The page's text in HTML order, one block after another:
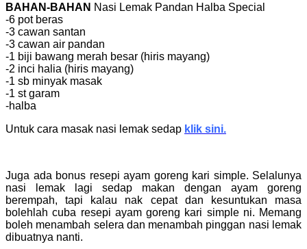
BAHAN-BAHAN Nasi Lemak Pandan Halba Special
-6 pot beras
-3 cawan santan
-3 cawan air pandan
-1 biji bawang merah besar (hiris mayang)
-2 inci halia (hiris mayang)
-1 sb minyak masak
-1 st garam
-halba
Untuk cara masak nasi lemak sedap klik sini.
Juga ada bonus resepi ayam goreng kari simple. Selalunya
nasi lemak lagi sedap makan dengan ayam goreng
berempah, tapi kalau nak cepat dan kesuntukan masa
bolehlah cuba resepi ayam goreng kari simple ni. Memang
boleh menambah selera dan menambah pinggan nasi lemak
dibuatnya nanti.